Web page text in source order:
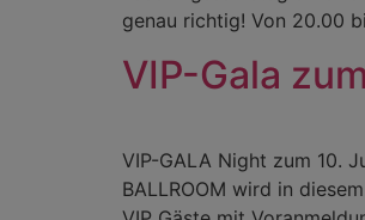
genau richtig! Von 20.00
VIP-Gala
VIP-GALA Night zum 10.
BALLROOM wird in